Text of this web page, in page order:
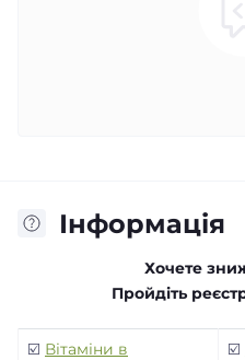
Інформація
Хочете
Пройдіть
☑️ Вітаміни в
☑️